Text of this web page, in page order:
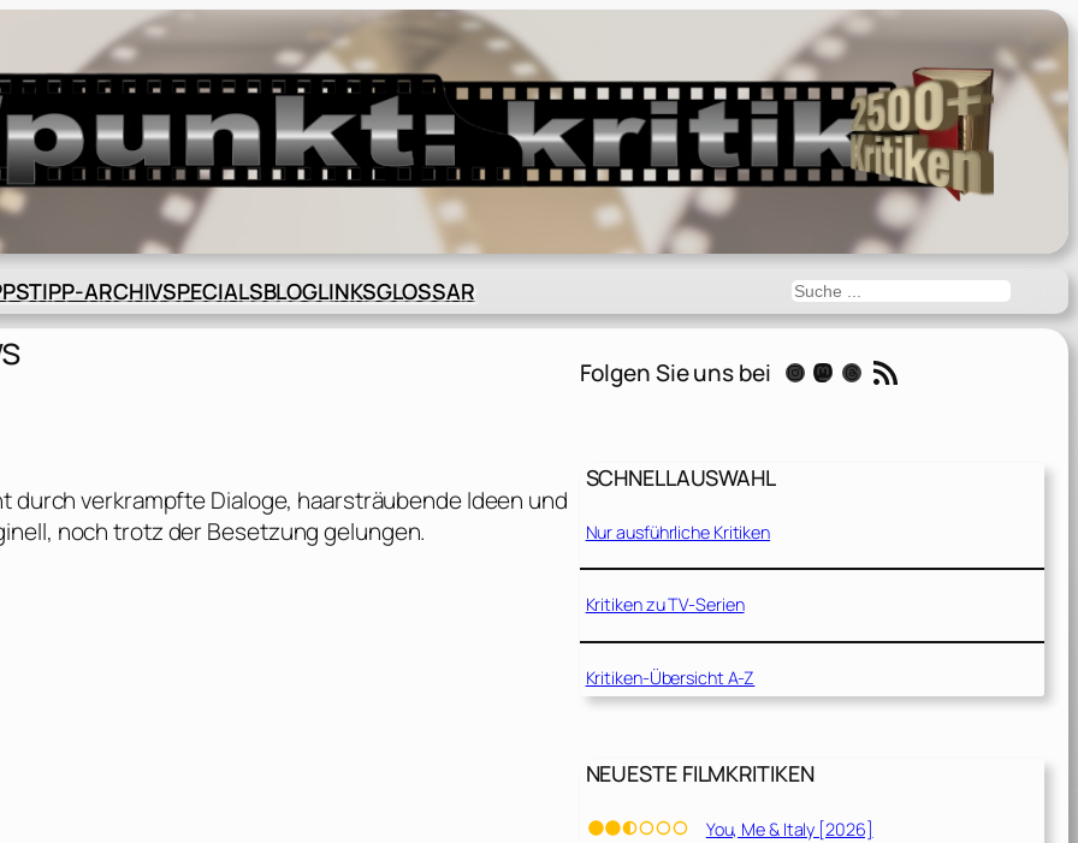
TIPP-ARCHIVSPECIALSBLOGLINKSGLOSSAR Suchen
verkrampfte Dialoge, haarsträubende Ideen und
noch trotz der Besetzung gelungen.
Folgen Sie uns bei Instagram Mastodon Threads RSS-Feed
SCHNELLAUSWAHL
Nur ausführliche Kritiken
Kritiken zu TV-Serien
Kritiken-Übersicht A-Z
NEUESTE FILMKRITIKEN
You, Me & Italy [2026]